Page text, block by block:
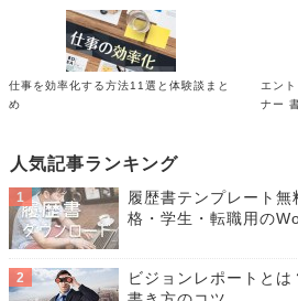
仕事を効率化する方法11選と体験談まと
め
エン
ナー
人気記事ランキング
履歴書テンプレート
格・学生・転職用の
ビジョンレポートと